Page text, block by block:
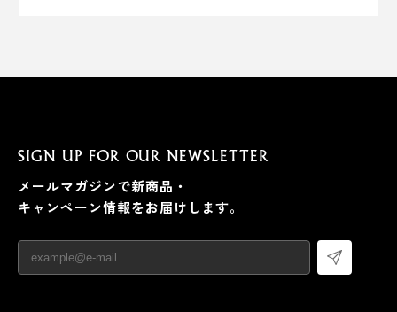
SIGN UP FOR OUR NEWSLETTER
メールマガジンで新商品・
キャンペーン情報をお届けします。